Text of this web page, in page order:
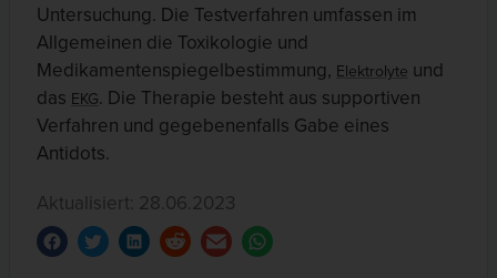
Untersuchung. Die Testverfahren umfassen im
Allgemeinen die Toxikologie und
Medikamentenspiegelbestimmung, Elektrolyte und
das EKG. Die Therapie besteht aus supportiven
Verfahren und gegebenenfalls Gabe eines
Antidots.
Aktualisiert: 28.06.2023